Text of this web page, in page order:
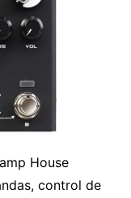
House
control de